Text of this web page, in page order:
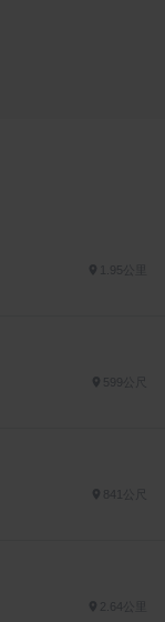
1.95公里
599公尺
841公尺
2.64公里